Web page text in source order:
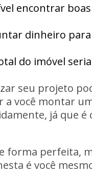
encontrar
dinheiro
do imóvel
seu projeto
você montar
já que é
forma perfeita,
é você